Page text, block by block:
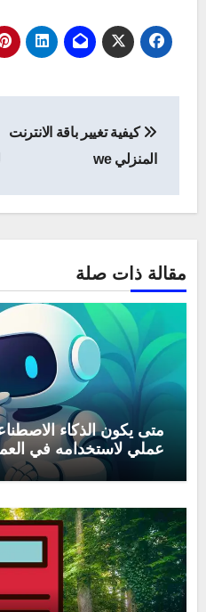
المقالات
كيفية تغيير باقة الانترنت
المنزلي we
مقالة ذات صلة
متى يكون الذكاء
عملي لاستخدامه في